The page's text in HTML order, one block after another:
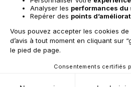
Mentions légales & CGU
Conditions générales de vente
AccessibilitéPlan
© 2009-2025 RECOMMERCE -